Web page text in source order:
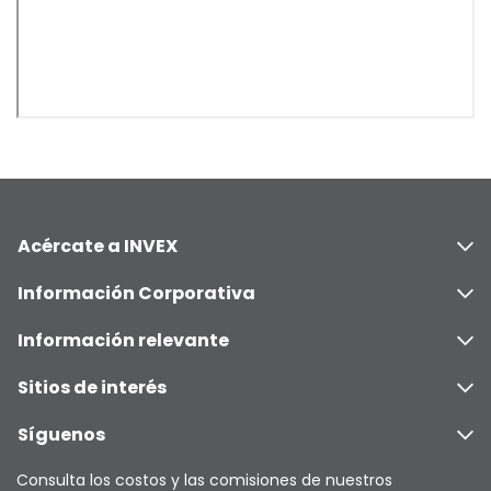
Acércate a INVEX
Información Corporativa
Información relevante
Sitios de interés
Síguenos
Consulta los costos y las comisiones de nuestros